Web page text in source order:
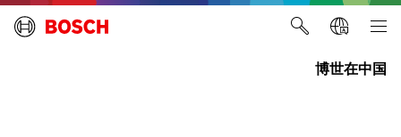
博世在中国